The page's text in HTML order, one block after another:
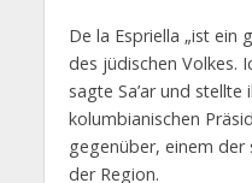
De la Espriella „ist ein
des jüdischen Volkes.
sagte Sa’ar und
kolumbianischen
gegenüber, einem der
der Region.